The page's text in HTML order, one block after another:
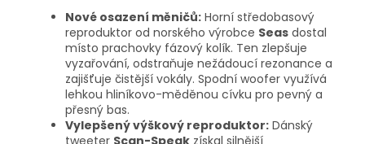
Nové osazení měničů: Horní středobasový
reproduktor od norského výrobce Seas dostal
místo prachovky fázový kolík. Ten zlepšuje
vyzařování, odstraňuje nežádoucí rezonance a
zajišťuje čistější vokály. Spodní woofer využívá
lehkou hliníkovo-měděnou cívku pro pevný a
přesný bas.
Vylepšený výškový reproduktor: Dánský